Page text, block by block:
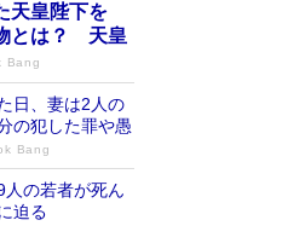
天皇陛下を
とは？ 天皇
Bang
日、妻は2人の
の犯した罪や愚
Bang
の若者が死ん
迫る